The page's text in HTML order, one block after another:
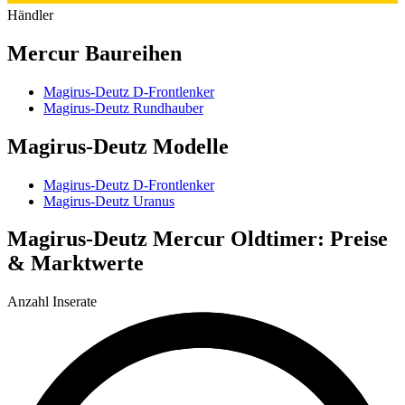
Händler
Mercur Baureihen
Magirus-Deutz D-Frontlenker
Magirus-Deutz Rundhauber
Magirus-Deutz Modelle
Magirus-Deutz D-Frontlenker
Magirus-Deutz Uranus
Magirus-Deutz Mercur Oldtimer: Preise
& Marktwerte
Anzahl Inserate